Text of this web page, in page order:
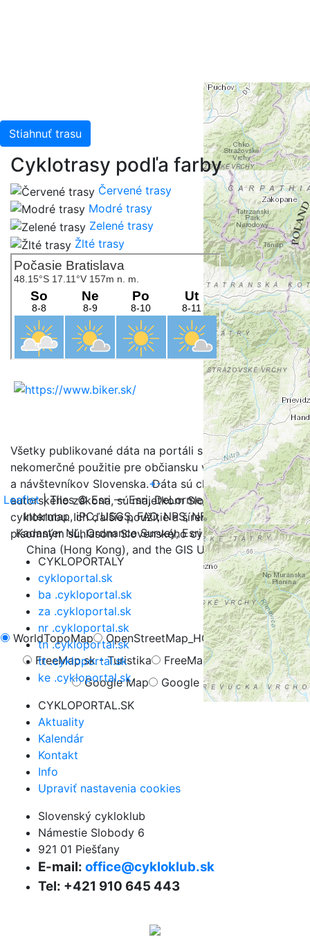
WorldTopoMap OpenStreetMap_HOT
OpenCycleMap
FreeMap.sk - Turistika
FreeMap.sk - Cyklistika
Google Map
Google Hybrid
+-
Leaflet| Tiles © Esri — Esri, DeLorme, NAVTEQ, TomTom,
Intermap, iPC, USGS, FAO, NPS, NRCAN, GeoBase,
Kadaster NL, Ordnance Survey, Esri Japan, METI, Esri
China (Hong Kong), and the GIS User Community
Stiahnuť trasu
Cyklotrasy podľa farby
Červené trasy
Modré trasy
Zelené trasy
Žlté trasy
Všetky publikované dáta na portáli sú určené na
nekomerčné použitie pre občiansku verejnosť, turistov
a návštevníkov Slovenska. Dáta sú chránené v zmysle
autorského zákona, sú majetkom Slovenského
cykloklubu. Ich ďalšie použitie a šírenie je možné iba s
písomným súhlasom Slovenského cykloklubu.
CYKLOPORTALY
cykloportal.sk
ba .cykloportal.sk
za .cykloportal.sk
nr .cykloportal.sk
tn .cykloportal.sk
tt .cykloportal.sk
ke .cykloportal.sk
CYKLOPORTAL.SK
Aktuality
Kalendár
Kontakt
Info
Upraviť nastavenia cookies
Slovenský cykloklub
Námestie Slobody 6
921 01 Piešťany
E-mail: office@cykloklub.sk
Tel: +421 910 645 443